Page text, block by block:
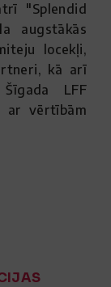
"Splendid
augstākās
locekļi,
kā arī
LFF
ar vērtībām